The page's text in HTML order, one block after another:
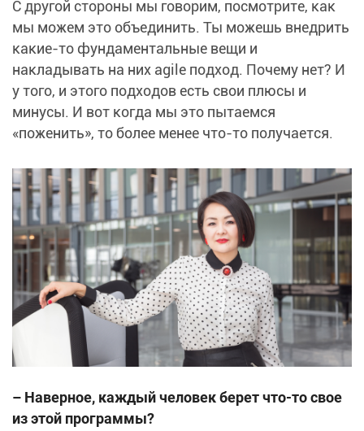
С другой стороны мы говорим, посмотрите, как
мы можем это объединить. Ты можешь внедрить
какие-то фундаментальные вещи и
накладывать на них agile подход. Почему нет? И
у того, и этого подходов есть свои плюсы и
минусы. И вот когда мы это пытаемся
«поженить», то более менее что-то получается.
– Наверное, каждый человек берет что-то свое
из этой программы?